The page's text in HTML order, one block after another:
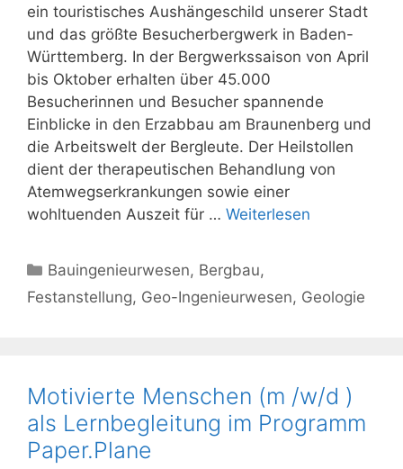
ein touristisches Aushängeschild unserer Stadt
und das größte Besucherbergwerk in Baden-
Württemberg. In der Bergwerkssaison von April
bis Oktober erhalten über 45.000
Besucherinnen und Besucher spannende
Einblicke in den Erzabbau am Braunenberg und
die Arbeitswelt der Bergleute. Der Heilstollen
dient der therapeutischen Behandlung von
Atemwegserkrankungen sowie einer
wohltuenden Auszeit für … Weiterlesen
Kategorien
Bauingenieurwesen, Bergbau,
Festanstellung, Geo-Ingenieurwesen, Geologie
Motivierte Menschen (m /w/d )
als Lernbegleitung im Programm
Paper.Plane